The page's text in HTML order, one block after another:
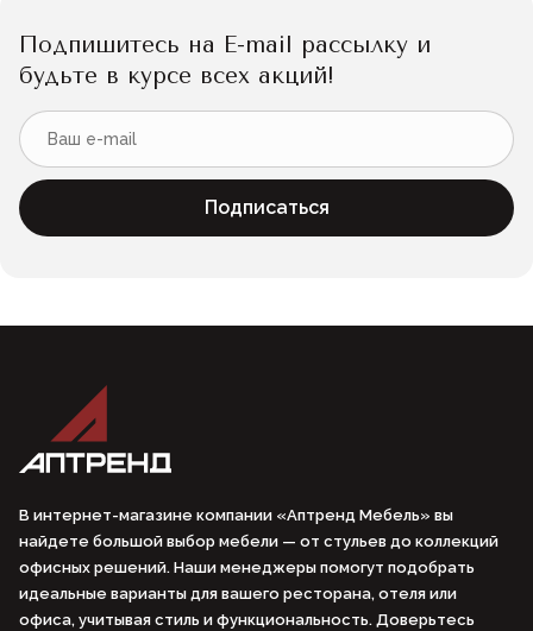
Подпишитесь на E-mail рассылку и
будьте в курсе всех акций!
Подписаться
В интернет-магазине компании «Аптренд Мебель» вы
найдете большой выбор мебели — от стульев до коллекций
офисных решений. Наши менеджеры помогут подобрать
идеальные варианты для вашего ресторана, отеля или
офиса, учитывая стиль и функциональность. Доверьтесь